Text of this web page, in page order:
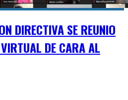
DIRECTIVA SE REUNIO
DE CARA AL